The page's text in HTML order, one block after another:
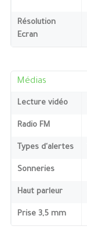
Résolution
Ecran
Médias
Lecture vidéo
Radio FM
Types d'alertes
Sonneries
Haut parleur
Prise 3,5 mm